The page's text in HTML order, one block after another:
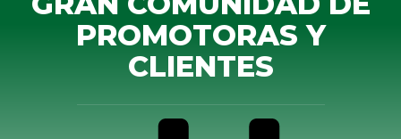
PROMOTORAS Y
CLIENTES